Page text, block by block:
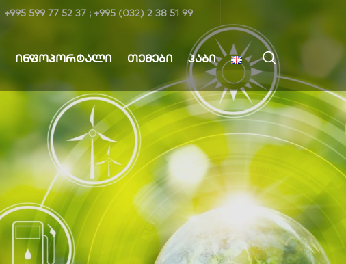
+995 599 77 52 37 ; +995 (032) 2 38 51 99
ᲘᲜᲤᲝᲞᲝᲠᲢᲐᲚᲘ ᲗᲔᲛᲔᲑᲘ ᲰᲐᲑᲘ